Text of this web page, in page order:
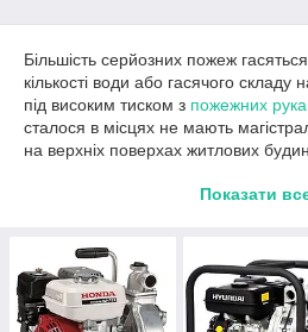
Більшість серйозних пожеж
кількості води або гасячого складу
під високим тиском з пожежних
сталося в місцях не мають
на верхніх поверхах житлових
працювати в умовах відсутності
Показати